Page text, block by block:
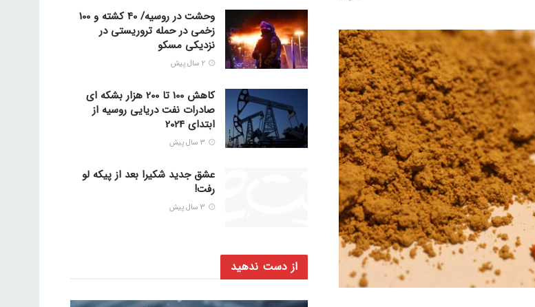
وحشت در روسیه/ 40 کشته و 100
زخمی در حمله تروریستی در
نزدیکی مسکو
کاهش 100 تا 200 هزار بشکه ای
صادرات نفت دریایی روسیه از
ابتدای 2024
عشق جدید شکیرا بعد از پیکه لو
رفت!
از دست ندهید